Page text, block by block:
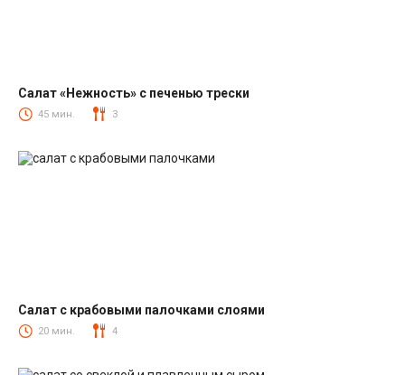
Салаты из печени трески
Салат «Нежность» с печенью трески
45 мин. 3
Салаты с крабовыми палочками
Салат с крабовыми палочками слоями
20 мин. 4